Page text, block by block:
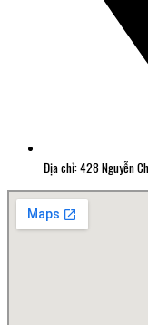
Địa chỉ: 428 Nguyễn